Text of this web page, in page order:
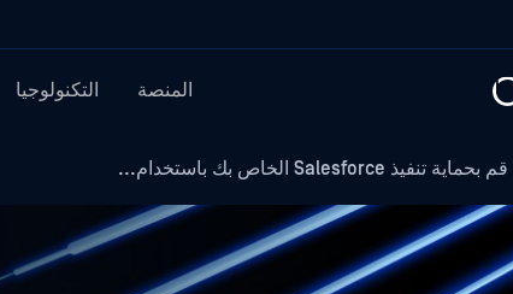
المنصة التكنولوجيا
قم بحماية تنفيذ Salesforce الخاص بك باستخدام...